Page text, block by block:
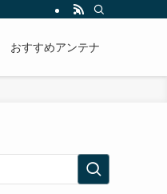
おすすめアンテナ